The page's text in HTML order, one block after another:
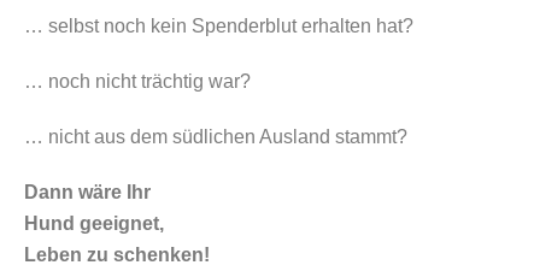
… selbst noch kein Spenderblut erhalten hat?
… noch nicht trächtig war?
… nicht aus dem südlichen Ausland stammt?
Dann wäre Ihr
Hund geeignet,
Leben zu schenken!